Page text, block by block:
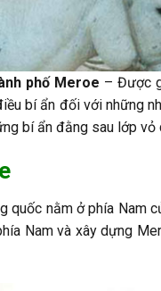
phố Meroe – Được
bí ẩn đối với những
bí ẩn đằng sau lớp vỏ
nằm ở phía Nam
Nam và xây dựng